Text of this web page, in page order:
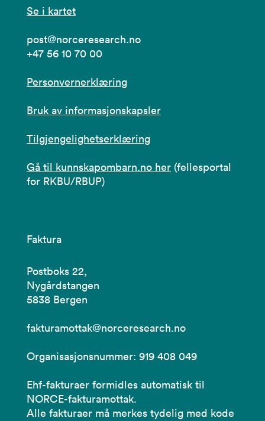
Se i kartet
post@norceresearch.no
+47 56 10 70 00
Personvernerklæring
Bruk av informasjonskapsler
Tilgjengelighetserklæring
Gå til kunnskapombarn.no her (fellesportal
for RKBU/RBUP)
Faktura
Postboks 22,
Nygårdstangen
5838 Bergen
fakturamottak@norceresearch.no
Organisasjonsnummer: 919 408 049
Ehf-fakturaer formidles automatisk til
NORCE-fakturamottak.
Alle fakturaer må merkes tydelig med kode